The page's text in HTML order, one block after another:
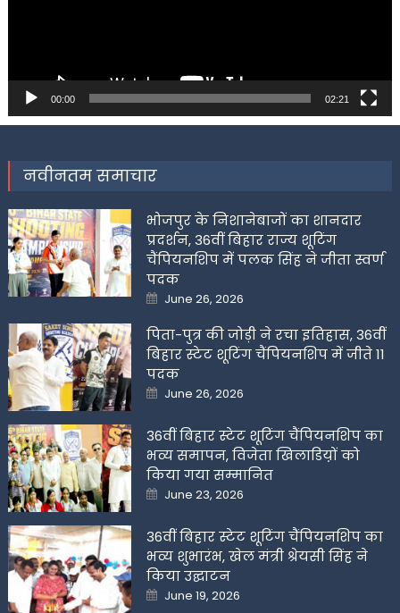
00:00 02:21
नवीनतम समाचार
भोजपुर के निशानेबाजों का शानदार
प्रदर्शन, 36वीं बिहार राज्य शूटिंग
चैंपियनशिप में पलक सिंह ने जीता स्वर्ण
पदक
Posted
on
June 26, 2026
पिता-पुत्र की जोड़ी ने रचा इतिहास, 36वीं
बिहार स्टेट शूटिंग चैंपियनशिप में जीते 11
पदक
Posted
on
June 26, 2026
36वीं बिहार स्टेट शूटिंग चैंपियनशिप का
भव्य समापन, विजेता खिलाडिय़ों को
किया गया सम्मानित
Posted
on
June 23, 2026
36वीं बिहार स्टेट शूटिंग चैंपियनशिप का
भव्य शुभारंभ, खेल मंत्री श्रेयसी सिंह ने
किया उद्घाटन
Posted
on
June 19, 2026